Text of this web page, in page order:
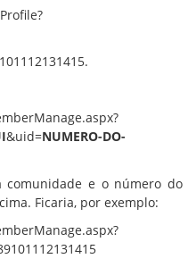
&uid=NUMERO-DO-
comunidade e o número do
Ficaria, por exemplo: